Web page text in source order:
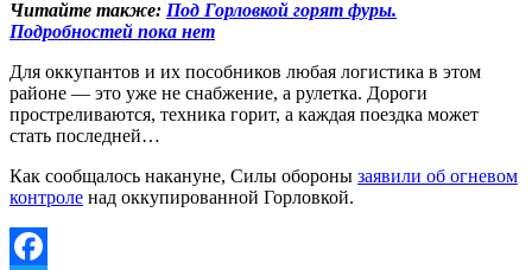
Читайте также: Под Горловкой горят фуры.
Подробностей пока нет
Для оккупантов и их пособников любая логистика в этом
районе — это уже не снабжение, а рулетка. Дороги
простреливаются, техника горит, а каждая поездка может
стать последней…
Как сообщалось накануне, Силы обороны заявили об огневом
контроле над оккупированной Горловкой.